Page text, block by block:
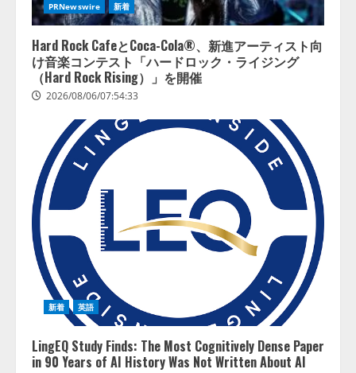
PRNewswire 新着
Hard Rock CafeとCoca-Cola®、新進アーティスト向
け音楽コンテスト「ハードロック・ライジング
（Hard Rock Rising）」を開催
2026/08/06/07:54:33
新着 英語
LingEQ Study Finds: The Most Cognitively Dense Paper
in 90 Years of AI History Was Not Written About AI